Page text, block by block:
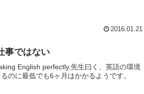
2016.01.21
事ではない
English perfectly.先生曰く、英語の環境
のに最低でも6ヶ月はかかるようです。